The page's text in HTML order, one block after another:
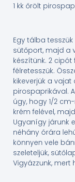
1 kk őrölt
Egy tálba
sütőport, majd a
készítünk. 2
félretesszük.
kikeverjük a
pirospaprikával.
úgy, hogy 1/2
krém felével,
Ugyanígy járunk
néhány órára
könnyen vele
szeleteljük,
Vigyázzunk, mert